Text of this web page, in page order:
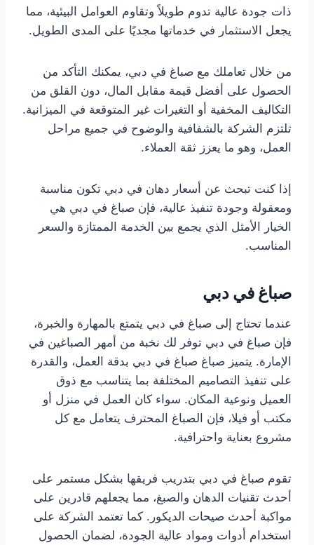
ذات جودة عالية تدوم طويلاً وتقاوم العوامل البيئية، مما
يجعل الاستثمار في خدماتها مجديًا على المدى الطويل.
من خلال تعاملك مع صباغ في دبي، يمكنك التأكد من
الحصول على أفضل قيمة مقابل المال، دون القلق من
التكاليف المخفية أو التغيرات غير المتوقعة في الميزانية.
تلتزم الشركة بالشفافية والوضوح في جميع مراحل
العمل، وهو ما يعزز ثقة العملاء.
إذا كنت تبحث عن أسعار دهان في دبي تكون مناسبة
ومعقولة وجودة تنفيذ عالية، فإن صباغ في دبي هي
الخيار الأمثل الذي يجمع بين الخدمة الممتازة والسعر
المناسب.
صباغ في دبي
عندما تحتاج إلى صباغ في دبي يتمتع بالمهارة والخبرة،
فإن صباغ في دبي توفر لك نخبة من أمهر الصباغين في
الإمارة. يتميز صباغ صباغ في دبي بدقة العمل، والقدرة
على تنفيذ التصاميم المختلفة بما يتناسب مع ذوق
العميل ونوعية المكان. سواء كان العمل في منزل أو
مكتب أو فيلا، فإن الصباغ المحترف يتعامل مع كل
مشروع بعناية واحترافية.
تقوم صباغ في دبي بتدريب فريقها بشكل مستمر على
أحدث تقنيات الدهان والصبغ، مما يجعلهم قادرين على
مواكبة أحدث صيحات الديكور. كما تعتمد الشركة على
استخدام أدوات ومواد عالية الجودة، لضمان الحصول